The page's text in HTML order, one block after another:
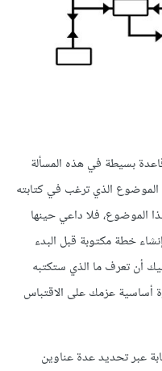
بسيطة في هذه المسألة
الموضوع الذي ترغب في كتابته
الموضوع، فلا داعي حينها
خطة مكتوبة قبل البدء
أن تعرف ما الذي ستكتبه
عزمك على الاقتباس
عبر تحديد عدة عناوين